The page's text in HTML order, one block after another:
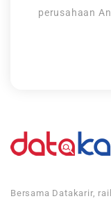
perusahaan
Bersama Datakarir,